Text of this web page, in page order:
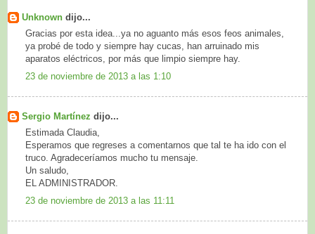
Unknown dijo...
Gracias por esta idea...ya no aguanto más esos feos animales,
ya probé de todo y siempre hay cucas, han arruinado mis
aparatos eléctricos, por más que limpio siempre hay.
23 de noviembre de 2013 a las 1:10
Sergio Martínez dijo...
Estimada Claudia,
Esperamos que regreses a comentarnos que tal te ha ido con el
truco. Agradeceríamos mucho tu mensaje.
Un saludo,
EL ADMINISTRADOR.
23 de noviembre de 2013 a las 11:11